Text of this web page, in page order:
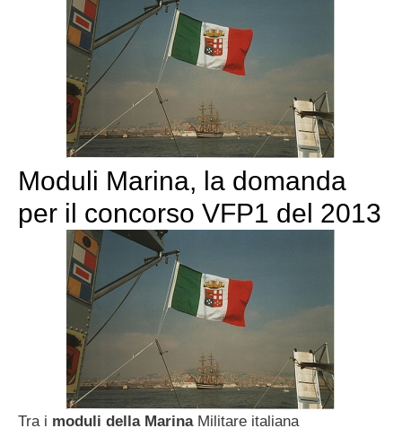
Moduli Marina, la domanda
per il concorso VFP1 del 2013
Tra i moduli della MarinaMilitare italiana